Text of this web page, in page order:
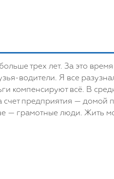
трех лет. За это
водители. Я все
компенсируют всё. В
предприятия — домой
— грамотные люди. Жить